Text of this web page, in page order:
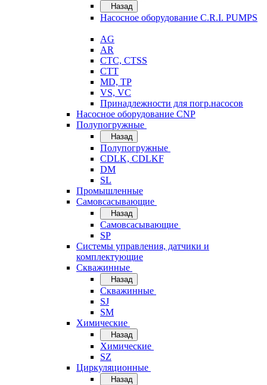
Назад
Насосное оборудование C.R.I. PUMPS
AG
AR
CTC, CTSS
CTT
MD, TP
VS, VC
Принадлежности для погр.насосов
Насосное оборудование CNP
Полупогружные
Назад
Полупогружные
CDLK, CDLKF
DM
SL
Промышленные
Самовсасывающие
Назад
Самовсасывающие
SP
Системы управления, датчики и
комплектующие
Скважинные
Назад
Скважинные
SJ
SM
Химические
Назад
Химические
SZ
Циркуляционные
Назад